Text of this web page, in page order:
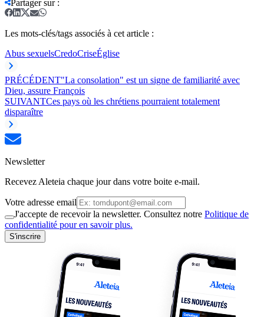
Partager sur:
Les mots-clés/tags associés à cet article :
Abus sexuelsCredoCriseÉglise
PRÉCÉDENT"La consolation" est un signe de familiarité avec
Dieu, assure François
SUIVANTCes pays où les chrétiens pourraient totalement
disparaître
Newsletter
Recevez Aleteia chaque jour dans votre boite e-mail.
Votre adresse email
J'accepte de recevoir la newsletter. Consultez notre Politique de
confidentialité pour en savoir plus.
S'inscrire